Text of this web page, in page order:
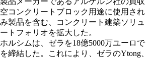
コンクリートブロック用途に使用され
製品を含む、コンクリート建築ソリュ
トフォリオを拡大した。
ホルシムは、ゼラを18億5000万ユーロで
締結した。これにより、ゼラのYtong、